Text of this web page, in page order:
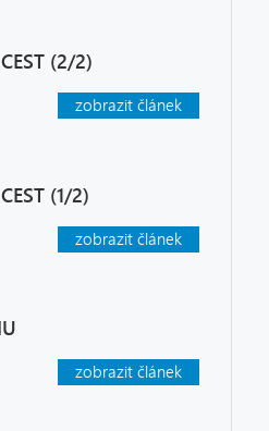
(2/2)
zobrazit článek
(1/2)
zobrazit článek
zobrazit článek